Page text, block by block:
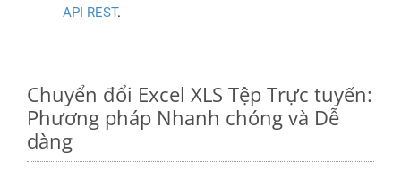
API REST.
Chuyển đổi Excel XLS Tệp Trực tuyến:
Phương pháp Nhanh chóng và Dễ
dàng